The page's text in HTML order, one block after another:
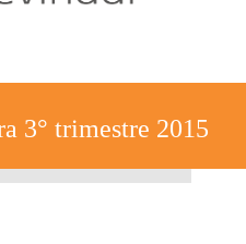
3° trimestre 2015